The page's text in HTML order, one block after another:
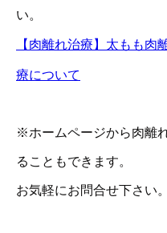
い。
【肉離れ治療】太もも肉
療について
※ホームページから肉離
ることもできます。
お気軽にお問合せ下さい。